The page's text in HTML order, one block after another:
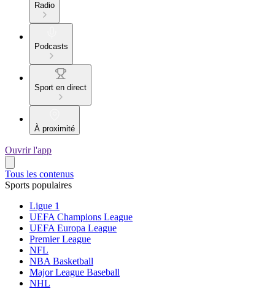
Radio
Podcasts
Sport en direct
À proximité
Ouvrir l'app
Tous les contenus
Sports populaires
Ligue 1
UEFA Champions League
UEFA Europa League
Premier League
NFL
NBA Basketball
Major League Baseball
NHL